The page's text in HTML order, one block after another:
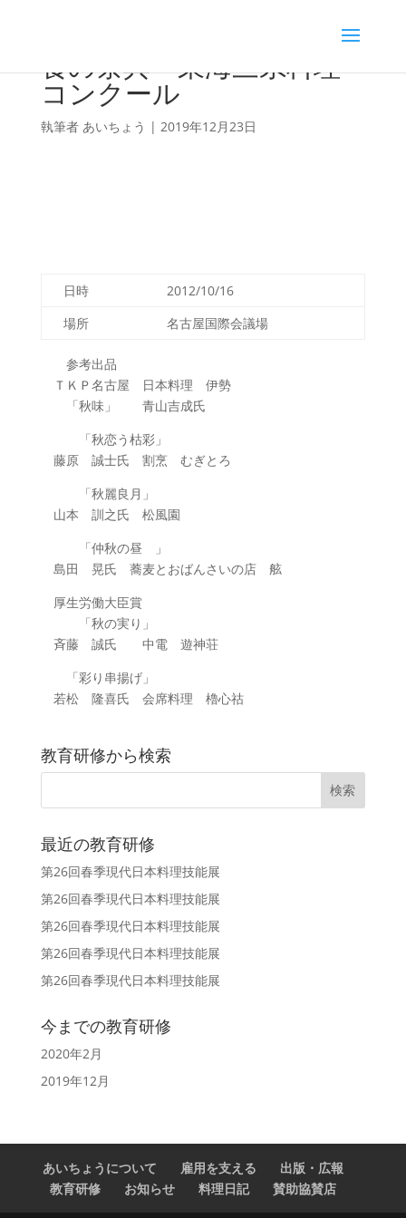
食の祭典 東海三県料理
コンクール
執筆者 あいちょう | 2019年12月23日
日時
2012/10/16
場所
名古屋国際会議場
参考出品
ＴＫＰ名古屋 日本料理 伊勢
「秋味」 青山吉成氏
「秋恋う枯彩」
藤原 誠士氏 割烹 むぎとろ
「秋麗良月」
山本 訓之氏 松風園
「仲秋の昼 」
島田 晃氏 蕎麦とおばんさいの店 舷
厚生労働大臣賞
「秋の実り」
斉藤 誠氏 中電 遊神荘
「彩り串揚げ」
若松 隆喜氏 会席料理 櫓心祜
教育研修から検索
最近の教育研修
第26回春季現代日本料理技能展
第26回春季現代日本料理技能展
第26回春季現代日本料理技能展
第26回春季現代日本料理技能展
第26回春季現代日本料理技能展
今までの教育研修
2020年2月
2019年12月
あいちょうについて 雇用を支える
出版・広報
教育研修
お知らせ 料理日記 賛助協賛店